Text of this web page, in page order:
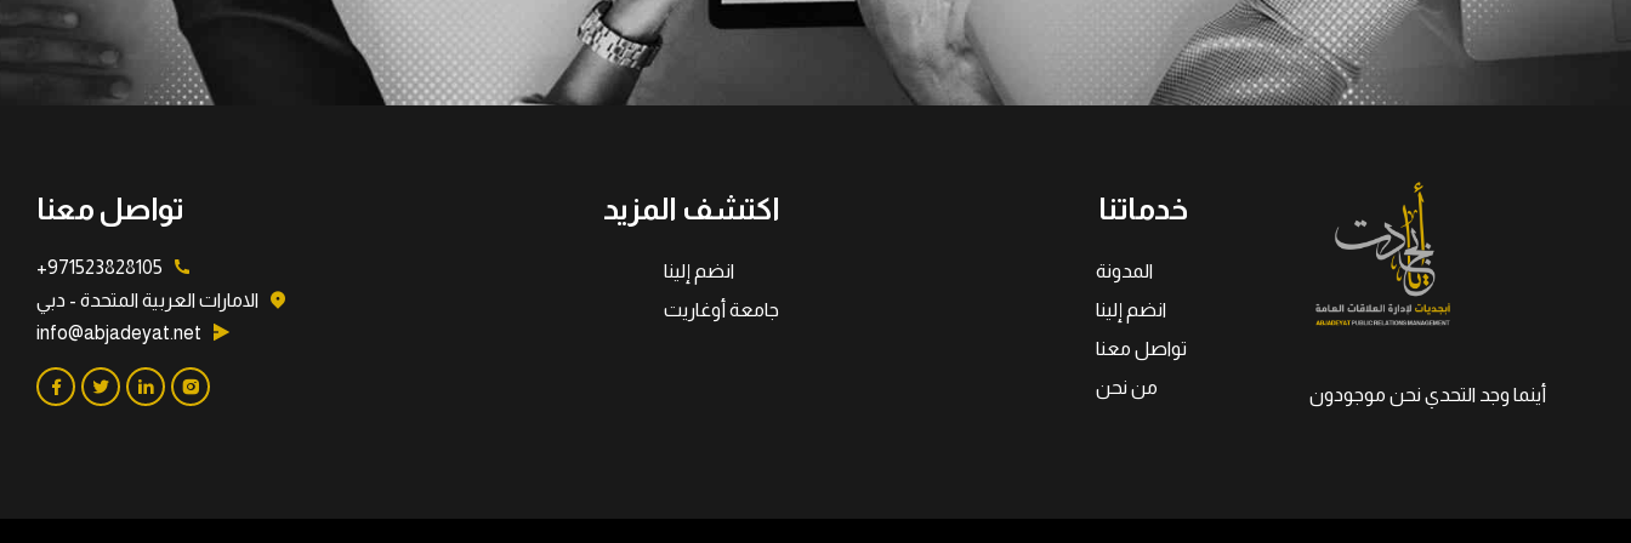
أينما وجد التحدي نحن موجودون
خدماتنا
المدونة
انضم إلينا
تواصل معنا
من نحن
اكتشف المزيد
انضم إلينا
جامعة أوغاريت
تواصل معنا
971523828105+
الامارات العربية المتحدة - دبي
info@abjadeyat.net